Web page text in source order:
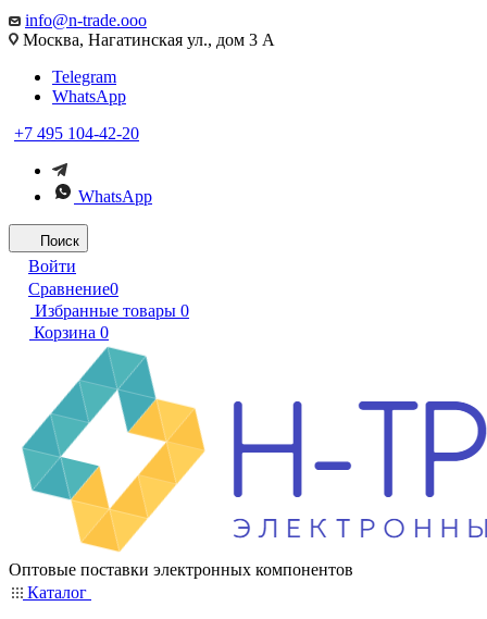
info@n-trade.ooo
Москва, Нагатинская ул., дом 3 А
Telegram
WhatsApp
+7 495 104-42-20
WhatsApp
Поиск
Войти
Сравнение0
Избранные товары 0
Корзина 0
Оптовые поставки электронных компонентов
Каталог